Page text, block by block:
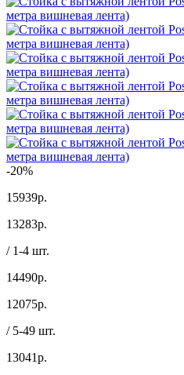
-20%
15939р.
13283р.
/ 1-4 шт.
14490р.
12075р.
/ 5-49 шт.
13041р.